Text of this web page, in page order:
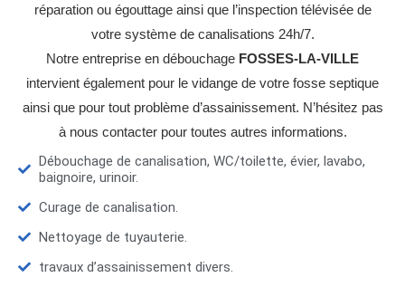
réparation ou égouttage ainsi que l’inspection télévisée de
votre système de canalisations 24h/7.
Notre entreprise en débouchage FOSSES-LA-VILLE
intervient également pour le vidange de votre fosse septique
ainsi que pour tout problème d’assainissement. N’hésitez pas
à nous contacter pour toutes autres informations.
Débouchage de canalisation, WC/toilette, évier, lavabo,
baignoire, urinoir.
Curage de canalisation.
Nettoyage de tuyauterie.
travaux d’assainissement divers.